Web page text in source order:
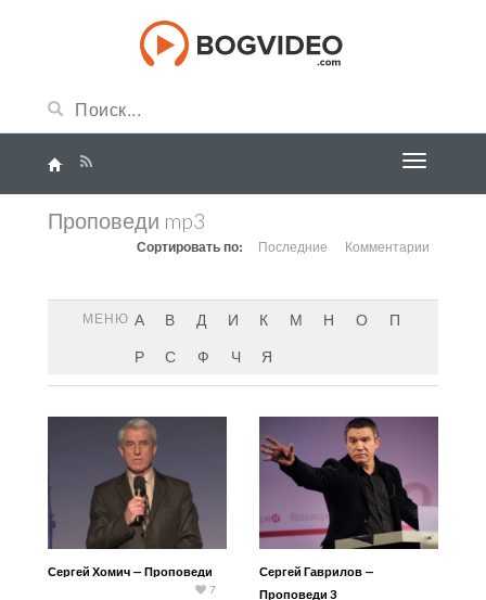
Проповеди mp3
Сортировать по: Последние Комментарии
МЕНЮ А В Д И К М Н О
П
Р
С Ф Ч Я
Сергей Хомич — Проповеди
7
Сергей Гаврилов —
Проповеди 3